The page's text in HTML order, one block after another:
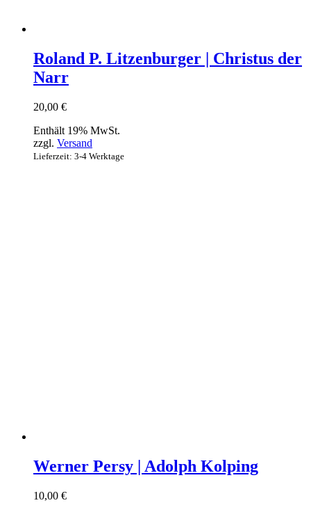
Roland P. Litzenburger | Christus der
Narr
20,00 €
Enthält 19% MwSt.
zzgl. Versand
Lieferzeit: 3-4 Werktage
Werner Persy | Adolph Kolping
10,00 €